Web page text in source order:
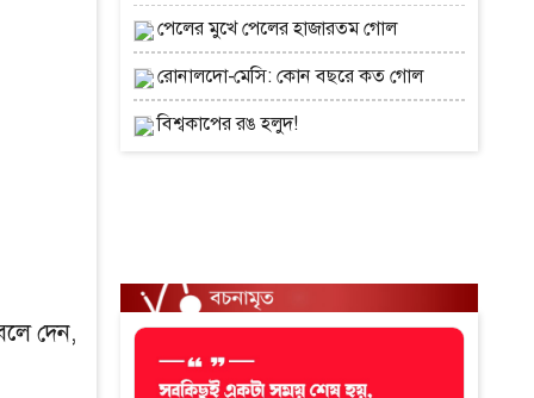
দেন,
পেলের মুখে পেলের হাজারতম গোল
রোনালদো-মেসি: কোন বছরে কত গোল
বিশ্বকাপের রঙ হলুদ!